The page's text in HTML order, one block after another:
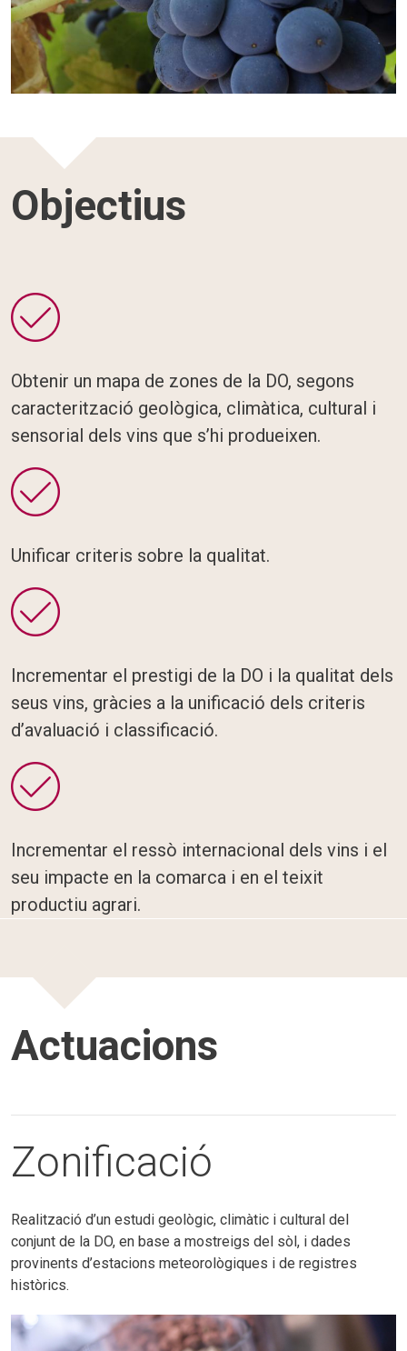
Objectius
Obtenir un mapa de zones de la DO, segons
caracterització geològica, climàtica, cultural i
sensorial dels vins que s’hi produeixen.
Unificar criteris sobre la qualitat.
Incrementar el prestigi de la DO i la qualitat dels
seus vins, gràcies a la unificació dels criteris
d’avaluació i classificació.
Incrementar el ressò internacional dels vins i el
seu impacte en la comarca i en el teixit
productiu agrari.
Actuacions
Zonificació
Realització d’un estudi geològic, climàtic i cultural del
conjunt de la DO, en base a mostreigs del sòl, i dades
provinents d’estacions meteorològiques i de registres
històrics.